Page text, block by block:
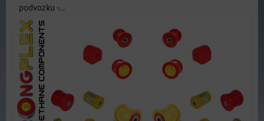
podvozku -...